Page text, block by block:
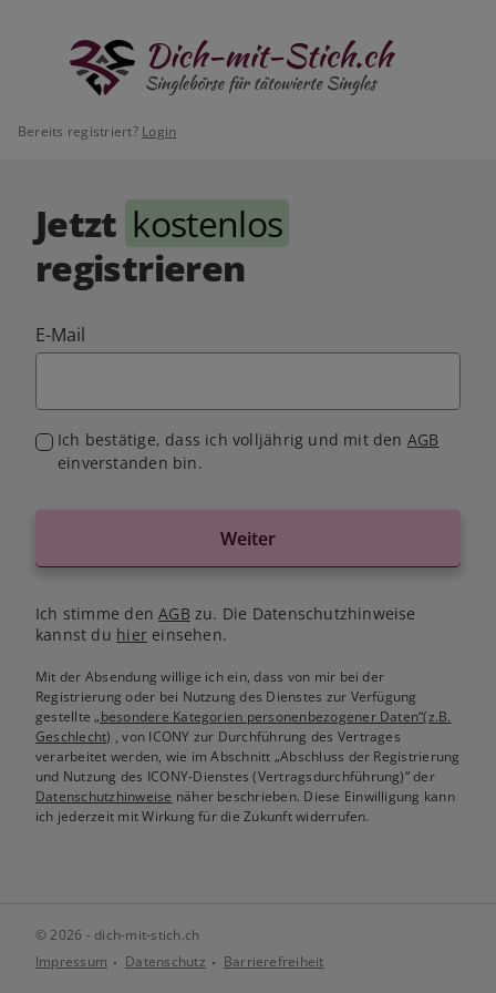
Bereits registriert? Login
Jetzt kostenlos
registrieren
E-Mail
Ich bestätige, dass ich volljährig und mit den AGB
einverstanden bin.
Weiter
Ich stimme denAGB zu. Die Datenschutzhinweise
kannst du hiereinsehen.
Mit der Absendung willige ich ein, dass von mir bei der
Registrierung oder bei Nutzung des Dienstes zur Verfügung
gestellte„besondere Kategorien personenbezogener Daten“(z.B.
Geschlecht) , von ICONY zur Durchführung des Vertrages
verarbeitet werden, wie im Abschnitt „Abschluss der Registrierung
und Nutzung des ICONY-Dienstes (Vertragsdurchführung)“ der
Datenschutzhinweise näher beschrieben. Diese Einwilligung kann
ich jederzeit mit Wirkung für die Zukunft widerrufen.
© 2026 - dich-mit-stich.ch
Impressum
Datenschutz Barrierefreiheit